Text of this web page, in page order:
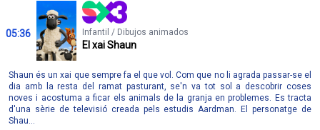
05:36 Infantil / Dibujos animados
El xai Shaun
Shaun és un xai que sempre fa el que vol. Com que no li agrada passar-se el
dia amb la resta del ramat pasturant, se'n va tot sol a descobrir coses
noves i acostuma a ficar els animals de la granja en problemes. Es tracta
d'una sèrie de televisió creada pels estudis Aardman. El personatge de
Shau...